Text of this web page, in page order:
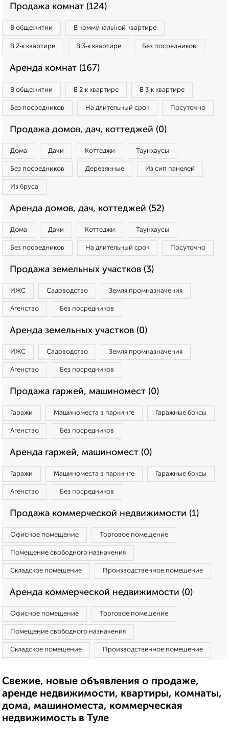
Продажа комнат (124)
В общежитии В коммунальной квартире
В 2‑к квартире В 3‑к квартире Без посредников
Аренда комнат (167)
В общежитии В 2‑к квартире В 3‑к квартире
Без посредников На длительный срок Посуточно
Продажа домов, дач, коттеджей (0)
Дома Дачи Коттеджи Таунхаусы
Без посредников Деревянные Из сип панелей
Из бруса
Аренда домов, дач, коттеджей (52)
Дома Дачи Коттеджи Таунхаусы
Без посредников На длительный срок Посуточно
Продажа земельных участков (3)
ИЖС Садоводство Земля промназначения
Агенство Без посредников
Аренда земельных участков (0)
ИЖС Садоводство Земля промназначения
Агенство Без посредников
Продажа гаржей, машиномест (0)
Гаражи Машиноместа в паркинге Гаражные боксы
Агенство Без посредников
Аренда гаржей, машиномест (0)
Гаражи Машиноместа в паркинге Гаражные боксы
Агенство Без посредников
Продажа коммерческой недвижимости (1)
Офисное помещение Торговое помещение
Помещение свободного назначения
Складское помещение Производственное помещение
Аренда коммерческой недвижимости (0)
Офисное помещение Торговое помещение
Помещение свободного назначения
Складское помещение Производственное помещение
Свежие, новые объявления о продаже,
аренде недвижимости, квартиры, комнаты,
дома, машиноместа, коммерческая
недвижимость в Туле